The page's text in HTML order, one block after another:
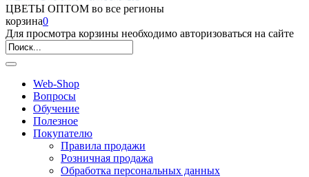
ЦВЕТЫ ОПТОМ во все регионы
корзина0
Для просмотра корзины необходимо авторизоваться на сайте
Web-Shop
Вопросы
Обучение
Полезное
Покупателю
Правила продажи
Розничная продажа
Обработка персональных данных